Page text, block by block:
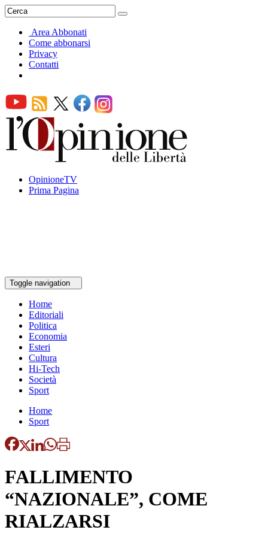
Area Abbonati
Come abbonarsi
Privacy
Contatti
OpinioneTV
Prima Pagina
Toggle navigation
Home
Editoriali
Politica
Economia
Esteri
Cultura
Hi-Tech
Società
Sport
Home
Sport
FALLIMENTO
“NAZIONALE”, COME
RIALZARSI